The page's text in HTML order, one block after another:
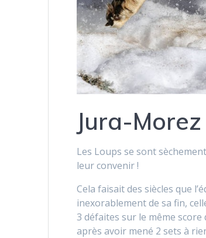
Jura-
Les Loups se sont
leur convenir !
Cela faisait des siècles que
inexorablement de sa fin,
3 défaites sur le même
après avoir mené 2 sets à